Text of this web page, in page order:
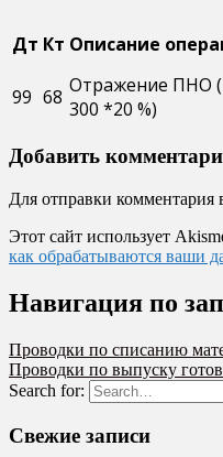
Дт Кт Описание
99 68 Отражение ПНО
300 *20 %)
Добавить
Для отправки комментария
Этот сайт использует
как обрабатываются ваши
Навигация по
Проводки по списанию
Проводки по выпуску
Search for:
Свежие записи